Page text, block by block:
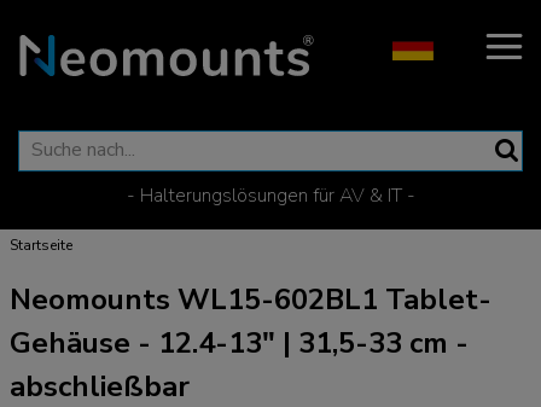
- Halterungslösungen für AV & IT -
Startseite
Neomounts WL15-602BL1 Tablet-
Gehäuse - 12.4-13" | 31,5-33 cm -
abschließbar